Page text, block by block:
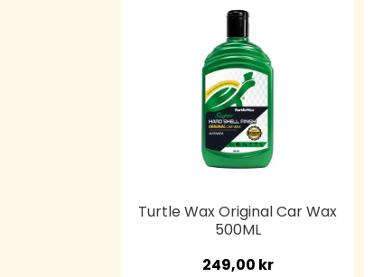
Turtle Wax Original Car Wax
500ML
249,00 kr